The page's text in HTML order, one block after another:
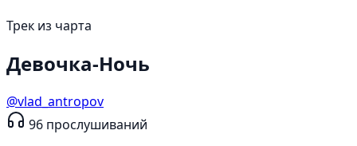
Трек из чарта
Девочка-Ночь
@vlad_antropov
96 прослушиваний